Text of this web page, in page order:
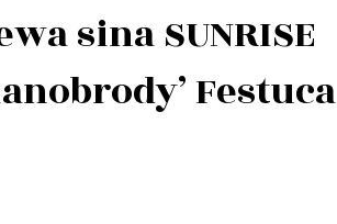
sina SUNRISE
Festuca